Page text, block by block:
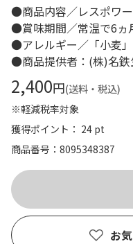
●商品内容／レスポワ
●賞味期間／常温で6
●アレルギー／「小麦
●商品提供者：(株)名鉄
2,400円(送料・税込)
※軽減税率対象
獲得ポイント： 24 pt
商品番号
8095348387
お